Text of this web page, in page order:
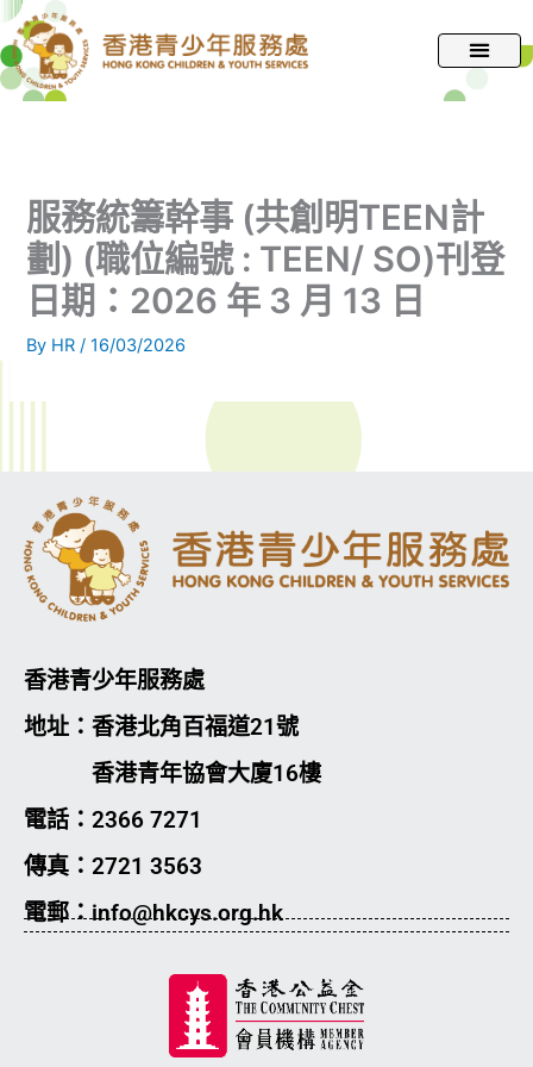
跳
至
主
服務統籌幹事 (共創明TEEN計
劃) (職位編號 : TEEN/ SO)刊登
日期：2026 年 3 月 13 日
By HR/16/03/2026
香港青少年服務處
地址：香港北角百福道21號
香港青年協會大廈16樓
電話：2366 7271
傳真：2721 3563
電郵：info@hkcys.org.hk